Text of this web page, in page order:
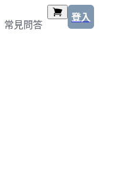
常見問答
登入